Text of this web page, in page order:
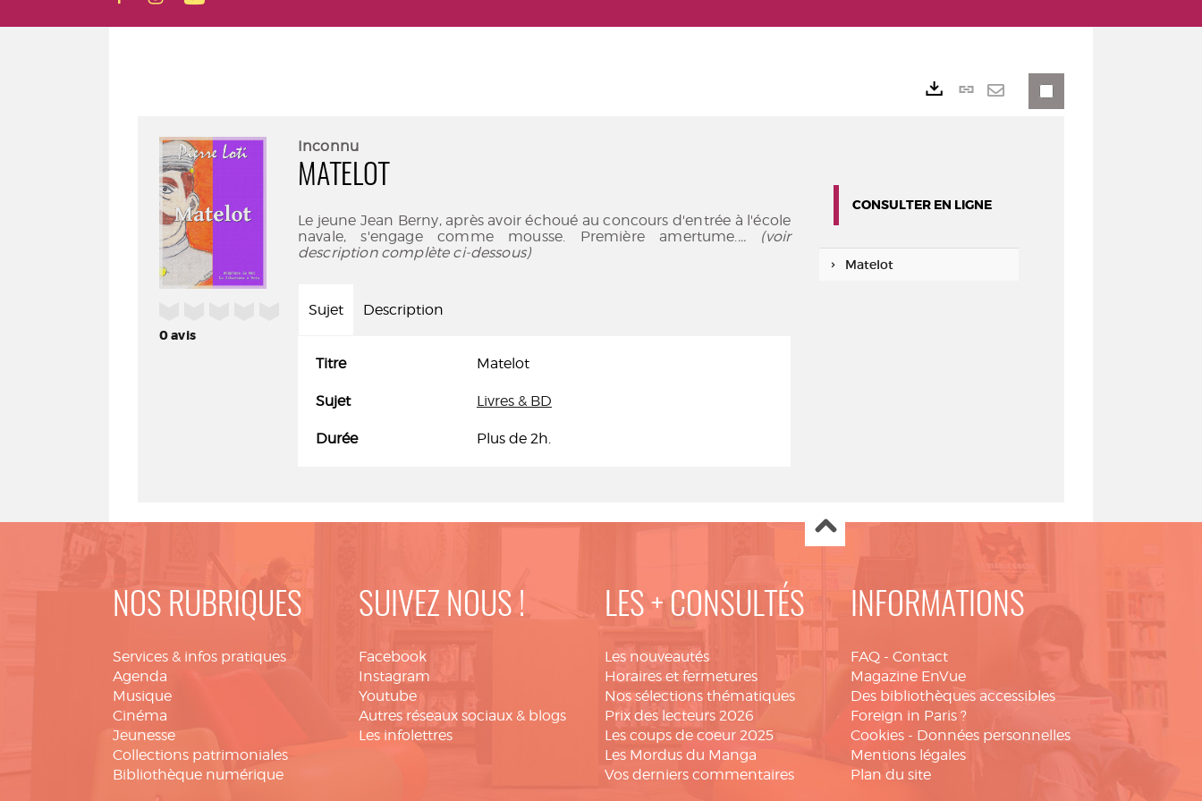
0avis
Inconnu
MATELOT
Le jeune Jean Berny, après avoir échoué au concours d'entrée à l'école
navale, s'engage comme mousse. Première amertume.... (voir
description complète ci-dessous)
Sujet Description
Titre Matelot
Sujet Livres & BD
Durée Plus de 2h.
Lien
CONSULTER EN LIGNE
Matelot
NOS RUBRIQUES
Services & infos pratiques
Agenda
Musique
Cinéma
Jeunesse
Collections patrimoniales
Bibliothèque numérique
SUIVEZ NOUS !
Facebook
Instagram
Youtube
Autres réseaux sociaux & blogs
Les infolettres
LES + CONSULTÉS
Les nouveautés
Horaires et fermetures
Nos sélections thématiques
Prix des lecteurs 2026
Les coups de coeur 2025
Les Mordus du Manga
Vos derniers commentaires
INFORMATIONS
FAQ - Contact
Magazine EnVue
Des bibliothèques accessibles
Foreign in Paris ?
Cookies - Données personnelles
Mentions légales
Plan du site